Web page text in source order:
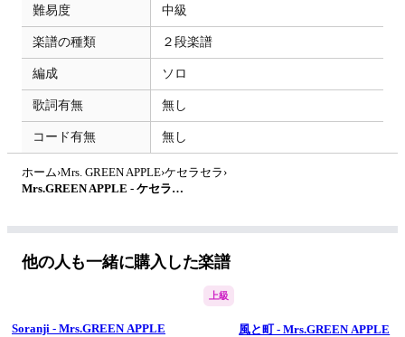
難易度 中級
楽譜の種類 ２段楽譜
編成 ソロ
歌詞有無 無し
コード有無 無し
ホーム›Mrs. GREEN APPLE›ケセラセラ ›
Mrs.GREEN APPLE - ケセラセラ by KC plum music
他の人も一緒に購入した楽譜
上級
Soranji - Mrs.GREEN APPLE 風と町 - Mrs.GREEN APPLE